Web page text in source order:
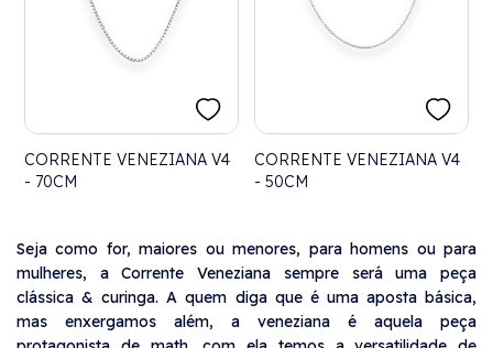
CORRENTE VENEZIANA V4
- 70CM
CORRENTE VENEZIANA V4
- 50CM
Seja como for, maiores ou menores, para homens ou para
mulheres, a Corrente Veneziana sempre será uma peça
clássica & curinga. A quem diga que é uma aposta básica,
mas enxergamos além, a veneziana é aquela peça